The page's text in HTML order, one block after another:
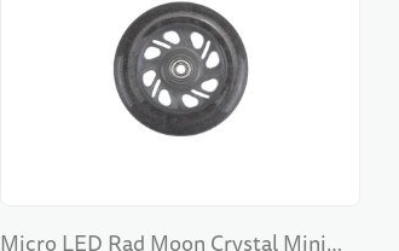
Micro LED Rad Moon Crystal Mini